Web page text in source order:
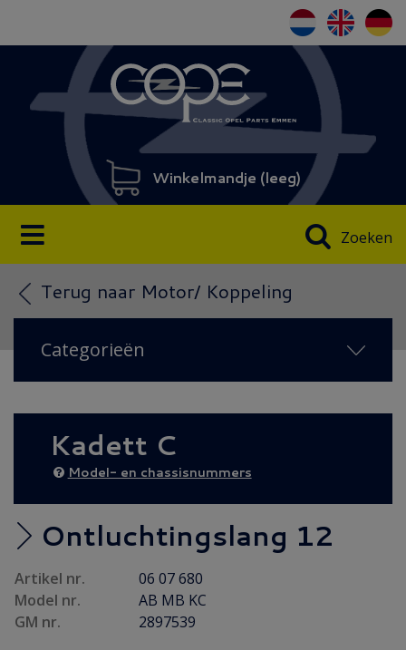
Winkelmandje (leeg)
Zoeken
Terug naar Motor/ Koppeling
Categorieën
AANBIEDING(3)
Achteras (18)
Bumper/ Spoiler/ Spiegel
Carrosserie
(14)
Carrosserie plaatwerk (7)
Elektrisch/ Verlichting(15)
Emblemen/ Sierlijsten(39)
Kadett C
Model- en chassisnummers
Ontluchtingslang 12
Artikel nr.
06 07 680
Model nr.
AB MB KC
GM nr.
2897539